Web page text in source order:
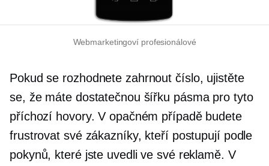
Webmarketingoví profesionálové
Pokud se rozhodnete zahrnout číslo, ujistěte
se, že máte dostatečnou šířku pásma pro tyto
příchozí hovory. V opačném případě budete
frustrovat své zákazníky, kteří postupují podle
pokynů, které jste uvedli ve své reklamě. V